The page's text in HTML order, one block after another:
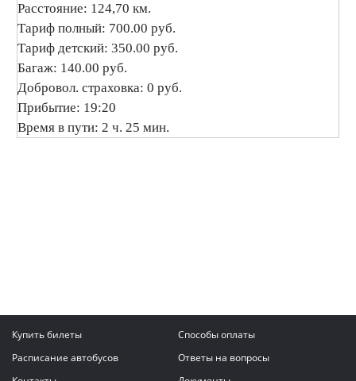
Расстояние: 124,70 км.
Тариф полный: 700.00 руб.
Тариф детский: 350.00 руб.
Багаж: 140.00 руб.
Добровол. страховка: 0 руб.
Прибытие: 19:20
Время в пути: 2 ч. 25 мин.
Купить билеты
Способы оплаты
Расписание автобусов
Ответы на вопросы